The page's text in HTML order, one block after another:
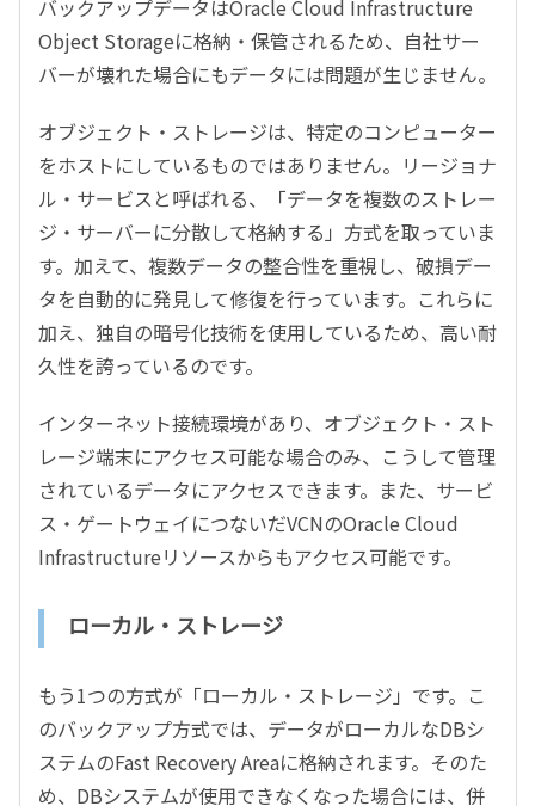
バックアップデータはOracle Cloud Infrastructure
Object Storageに格納・保管されるため、自社サー
バーが壊れた場合にもデータには問題が生じません。
オブジェクト・ストレージは、特定のコンピューター
をホストにしているものではありません。リージョナ
ル・サービスと呼ばれる、「データを複数のストレー
ジ・サーバーに分散して格納する」方式を取っていま
す。加えて、複数データの整合性を重視し、破損デー
タを自動的に発見して修復を行っています。これらに
加え、独自の暗号化技術を使用しているため、高い耐
久性を誇っているのです。
インターネット接続環境があり、オブジェクト・スト
レージ端末にアクセス可能な場合のみ、こうして管理
されているデータにアクセスできます。また、サービ
ス・ゲートウェイにつないだVCNのOracle Cloud
Infrastructureリソースからもアクセス可能です。
ローカル・ストレージ
もう1つの方式が「ローカル・ストレージ」です。こ
のバックアップ方式では、データがローカルなDBシ
ステムのFast Recovery Areaに格納されます。そのた
め、DBシステムが使用できなくなった場合には、併